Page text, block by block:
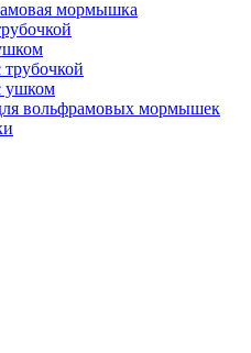
мормышка
ушком
вольфрамовых мормышек